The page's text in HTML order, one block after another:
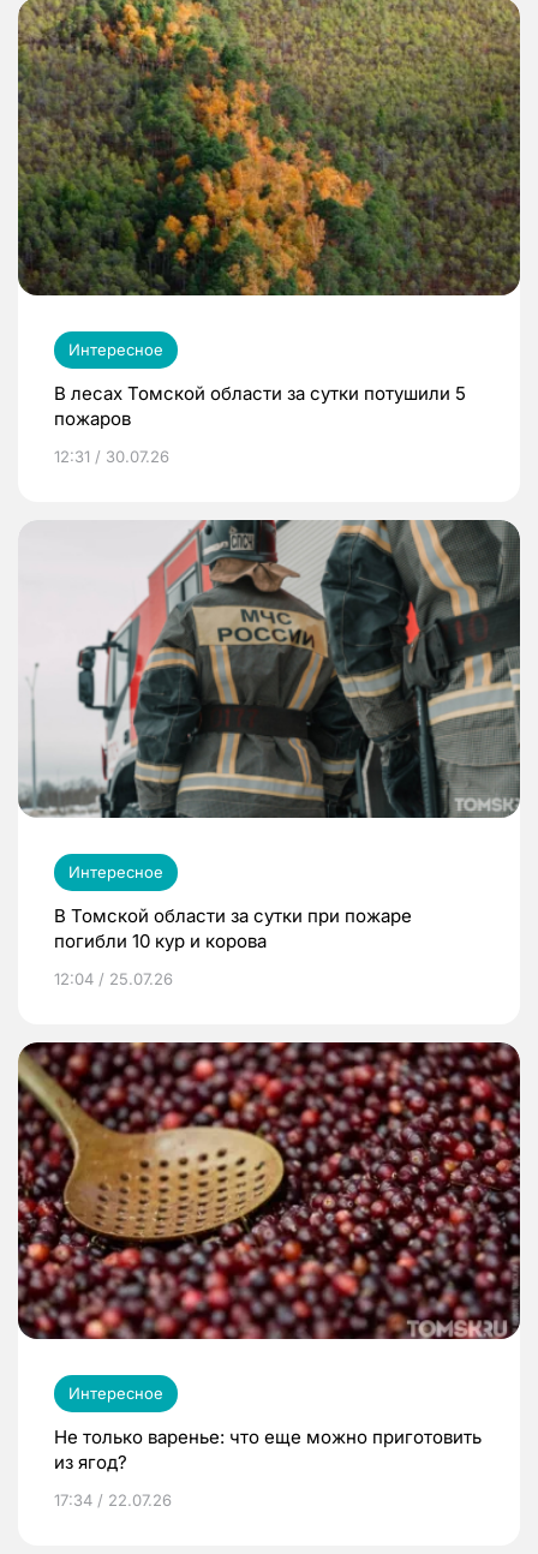
Интересное
В лесах Томской области за сутки потушили 5
пожаров
12:31 / 30.07.26
Интересное
В Томской области за сутки при пожаре
погибли 10 кур и корова
12:04 / 25.07.26
Интересное
Не только варенье: что еще можно приготовить
из ягод?
17:34 / 22.07.26